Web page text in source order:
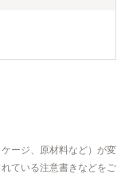
ージ、原材料など）が変
ている注意書きなどをご